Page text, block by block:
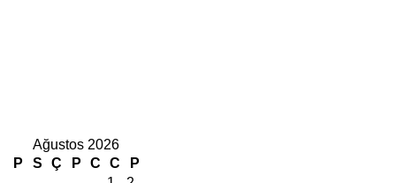
Ağustos 2026
P
S Ç P C C
P